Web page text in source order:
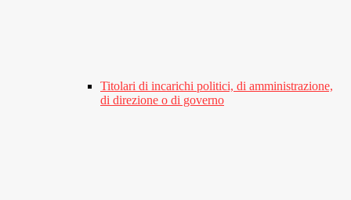
Titolari di incarichi politici, di amministrazione,
di direzione o di governo